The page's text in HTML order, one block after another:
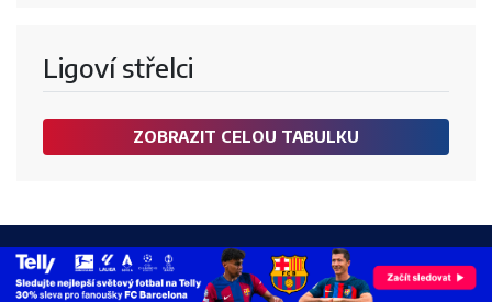
Ligoví střelci
ZOBRAZIT CELOU TABULKU